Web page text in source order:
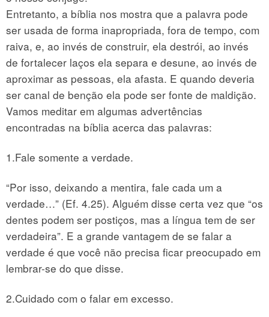
Entretanto, a bíblia nos mostra que a palavra pode
ser usada de forma inapropriada, fora de tempo, com
raiva, e, ao invés de construir, ela destrói, ao invés
de fortalecer laços ela separa e desune, ao invés de
aproximar as pessoas, ela afasta. E quando deveria
ser canal de benção ela pode ser fonte de maldição.
Vamos meditar em algumas advertências
encontradas na bíblia acerca das palavras:
1.Fale somente a verdade.
“Por isso, deixando a mentira, fale cada um a
verdade…” (Ef. 4.25). Alguém disse certa vez que “os
dentes podem ser postiços, mas a língua tem de ser
verdadeira”. E a grande vantagem de se falar a
verdade é que você não precisa ficar preocupado em
lembrar-se do que disse.
2.Cuidado com o falar em excesso.